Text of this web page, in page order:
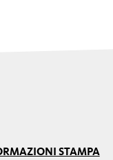
STAMPA